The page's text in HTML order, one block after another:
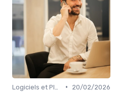
•
20/02/2026